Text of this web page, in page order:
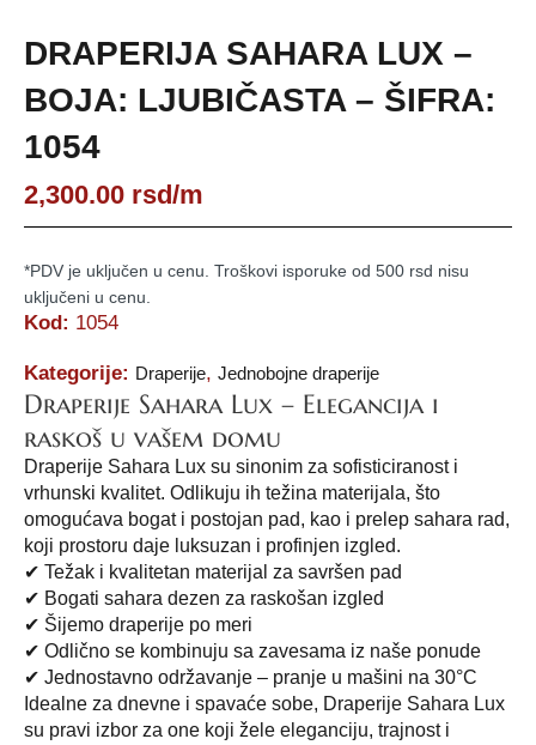
DRAPERIJA SAHARA LUX –
BOJA: LJUBIČASTA – ŠIFRA:
1054
2,300.00 rsd/m
*PDV je uključen u cenu. Troškovi isporuke od 500 rsd nisu
uključeni u cenu.
Kod: 1054
Kategorije: Draperije, Jednobojne draperije
Draperije Sahara Lux – Elegancija i
raskoš u vašem domu
Draperije Sahara Lux su sinonim za sofisticiranost i
vrhunski kvalitet. Odlikuju ih težina materijala, što
omogućava bogat i postojan pad, kao i prelep sahara rad,
koji prostoru daje luksuzan i profinjen izgled.
✔ Težak i kvalitetan materijal za savršen pad
✔ Bogati sahara dezen za raskošan izgled
✔ Šijemo draperije po meri
✔ Odlično se kombinuju sa zavesama iz naše ponude
✔ Jednostavno održavanje – pranje u mašini na 30°C
Idealne za dnevne i spavaće sobe, Draperije Sahara Lux
su pravi izbor za one koji žele eleganciju, trajnost i